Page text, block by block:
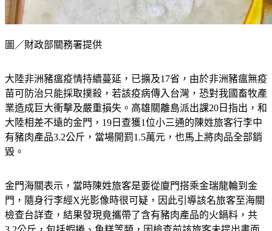
圖／財政部關務署提供
大陸非洲豬瘟疫情持續蔓延，已擴及17省，由於非洲豬瘟無疫
苗可防治只能採取撲殺，若該疫病傳入台灣，恐對我國畜牧產
業造成巨大衝擊及嚴重損失。高雄關離島派出課20日指出，和
大陸相差不遠的金門，19日查獲1位小三通的陳姓旅客行李中
有豬肉產品3.2公斤，當場開罰1.5萬元，也馬上將肉品全部銷
毀。
金門海關表示，當時陳姓旅客是要從廈門搭乘金瑞龍輪到金
門，隨身行李經X光影像時很可疑，因此引導該名旅客至海關
檢查台詳查，結果發現竟攜帶了含有豬肉產品的火鍋料，共